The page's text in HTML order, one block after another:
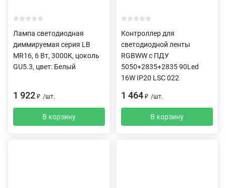
Лампа светодиодная
диммируемая серия LB
MR16, 6 Вт, 3000К, цоколь
GU5.3, цвет: Белый
1 922 ₽ /шт.
В корзину
Контроллер для
светодиодной ленты
RGBWW c ПДУ
5050+2835+2835 90Led
16W IP20 LSC 022
1 464 ₽ /шт.
В корзину